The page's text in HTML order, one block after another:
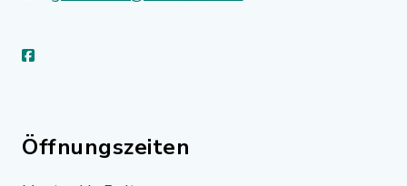
facebook
Öffnungszeiten